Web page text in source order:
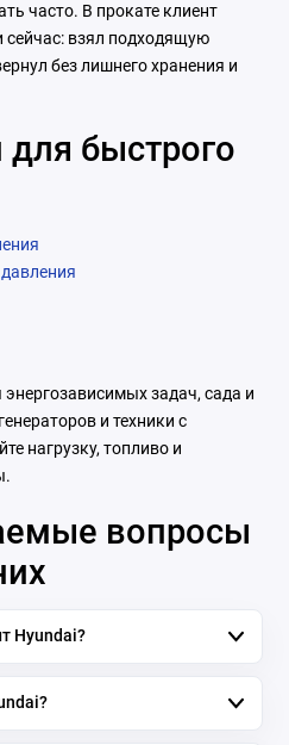
часто. В прокате клиент
сейчас: взял подходящую
без лишнего хранения и
для быстрого
задач, сада и
и техники с
нагрузку, топливо и
вопросы
Hyundai?